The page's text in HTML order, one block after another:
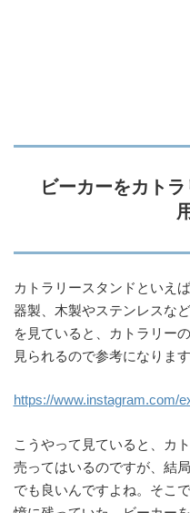
ビーカーをカト
カトラリースタンドといえ
器製、木製やステンレスな
を見ていると、カトラリー
見られるので参考になります
https://www.instagram.com/
こうやって見ていると、カ
売ってはいるのですが、結
でも良いんですよね。そこ